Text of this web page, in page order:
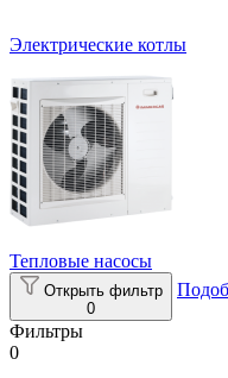
Электрические котлы
Тепловые насосы
Открыть фильтр
0
Фильтры
0